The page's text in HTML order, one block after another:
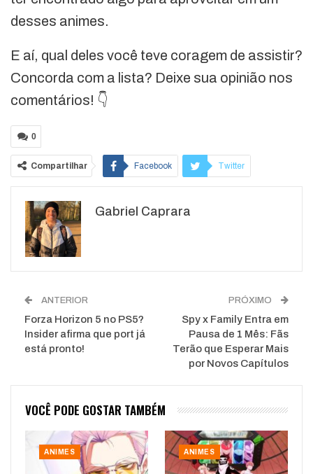
desses animes.
E aí, qual deles você teve coragem de assistir?
Concorda com a lista? Deixe sua opinião nos
comentários! 👇
0
Compartilhar Facebook Twitter
WhatsApp
Gabriel Caprara
ANTERIOR
Forza Horizon 5 no PS5?
Insider afirma que port já
está pronto!
PRÓXIMO
Spy x Family Entra em
Pausa de 1 Mês: Fãs
Terão que Esperar Mais
por Novos Capítulos
VOCÊ PODE GOSTAR TAMBÉM
ANIMES ANIMES